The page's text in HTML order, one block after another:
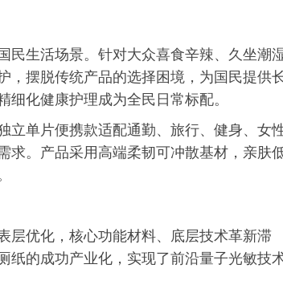
民生活场景。针对大众喜食辛辣、久坐潮
，摆脱传统产品的选择困境，为国民提供
化健康护理成为全民日常标配。
立单片便携款适配通勤、旅行、健身、女
求。产品采用高端柔韧可冲散基材，亲肤
层优化，核心功能材料、底层技术革新滞
纸的成功产业化，实现了前沿量子光敏技